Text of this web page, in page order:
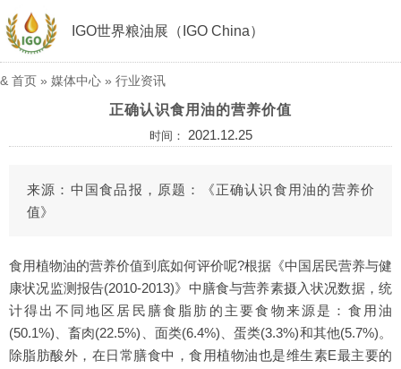
IGO世界粮油展（IGO China）
& 首页 » 媒体中心 » 行业资讯
正确认识食用油的营养价值
时间： 2021.12.25
来源：中国食品报，原题：《正确认识食用油的营养价
值》
食用植物油的营养价值到底如何评价呢?根据《中国居民营养与健
康状况监测报告(2010-2013)》中膳食与营养素摄入状况数据，统
计得出不同地区居民膳食脂肪的主要食物来源是：食用油
(50.1%)、畜肉(22.5%)、面类(6.4%)、蛋类(3.3%)和其他(5.7%)。
除脂肪酸外，在日常膳食中，食用植物油也是维生素E最主要的